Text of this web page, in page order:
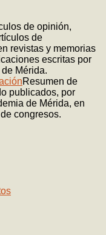
de opinión,
de
revistas y memorias
escritas por
Mérida.
Resumen de
publicados, por
de Mérida, en
congresos.